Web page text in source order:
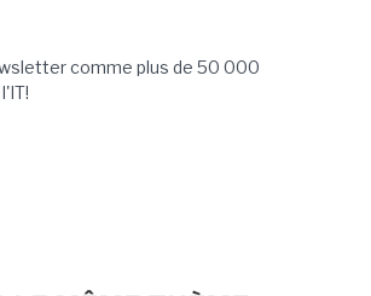
comme plus de 50 000